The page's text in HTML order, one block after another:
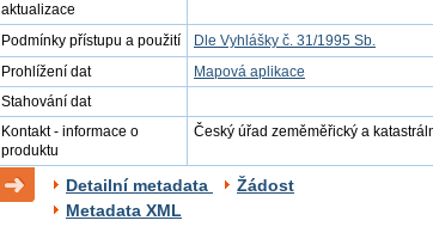
aktualizace
Podmínky přístupu a použití
Dle Vyhlášky č. 31/1995 Sb.
Prohlížení dat
Mapová aplikace
Stahování dat
Kontakt - informace o
produktu
Český úřad zeměměřický a
Detailní metadata
Žádost
Metadata XML